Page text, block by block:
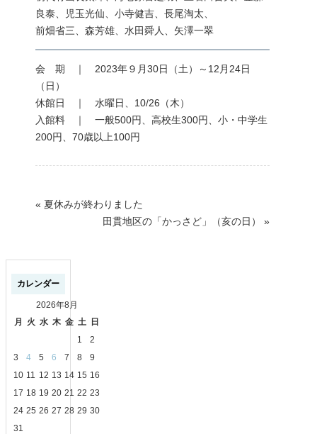
良泰、児玉光仙、小寺健吉、長尾淘太、
前畑省三、森芳雄、水田舜人、矢澤一翠
会 期 ｜ 2023年９月30日（土）～12月24日
（日）
休館日 ｜ 水曜日、10/26（木）
入館料 ｜ 一般500円、高校生300円、小・中学生
200円、70歳以上100円
« 夏休みが終わりました
田貫地区の「かっさど」（亥の日）
»
カレンダー
2026年8月
月
火 水 木 金 土
日
1
2
3
4 5 6 7 8
9
10 11 12 13 14 15 16
17 18 19 20 21 22 23
24 25 26 27 28 29 30
31